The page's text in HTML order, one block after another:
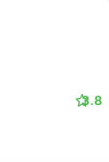
3.8